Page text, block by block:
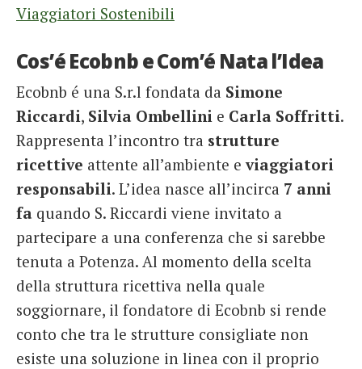
Viaggiatori Sostenibili
Cos’é Ecobnb e Com’é Nata l’Idea
Ecobnb é una S.r.l fondata da Simone
Riccardi, Silvia Ombellini e Carla Soffritti.
Rappresenta l’incontro tra strutture
ricettive attente all’ambiente eviaggiatori
responsabili. L’idea nasce all’incirca 7 anni
fa quando S. Riccardi viene invitato a
partecipare a una conferenza che si sarebbe
tenuta a Potenza. Al momento della scelta
della struttura ricettiva nella quale
soggiornare, il fondatore di Ecobnb si rende
conto che tra le strutture consigliate non
esiste una soluzione in linea con il proprio